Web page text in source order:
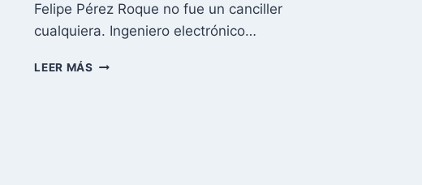
Felipe Pérez Roque no fue un canciller
cualquiera. Ingeniero electrónico…
LEER MÁS FELIPE